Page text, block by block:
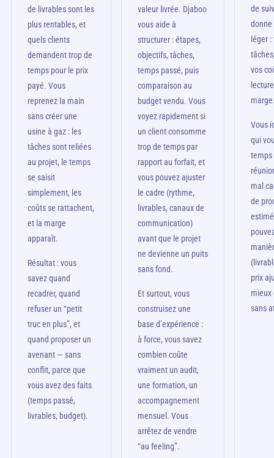
de livrables sont les
plus rentables, et
quels clients
demandent trop de
temps pour le prix
payé. Vous
reprenez la main
sans créer une
usine à gaz : les
tâches sont reliées
au projet, le temps
se saisit
simplement, les
coûts se rattachent,
et la marge
apparaît.
Résultat : vous
savez quand
recadrer, quand
refuser un “petit
truc en plus”, et
quand proposer un
avenant — sans
conflit, parce que
vous avez des faits
(temps passé,
livrables, budget).
valeur livrée. Djaboo
vous aide à
structurer : étapes,
objectifs, tâches,
temps passé, puis
comparaison au
budget vendu. Vous
voyez rapidement si
un client consomme
trop de temps par
rapport au forfait, et
vous pouvez ajuster
le cadre (rythme,
livrables, canaux de
communication)
avant que le projet
ne devienne un puits
sans fond.
Et surtout, vous
construisez une
base d’expérience :
à force, vous savez
combien coûte
vraiment un audit,
une formation, un
accompagnement
mensuel. Vous
arrêtez de vendre
“au feeling”.
de
léger
vos
Vous
qui
temps
mal
de
prix
mieux
sans